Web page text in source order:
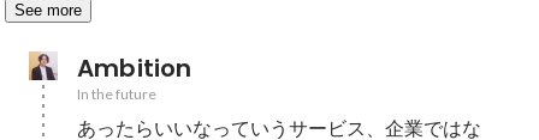
See more
Ambition
In the future
あったらいいなっていうサービス、企業ではな